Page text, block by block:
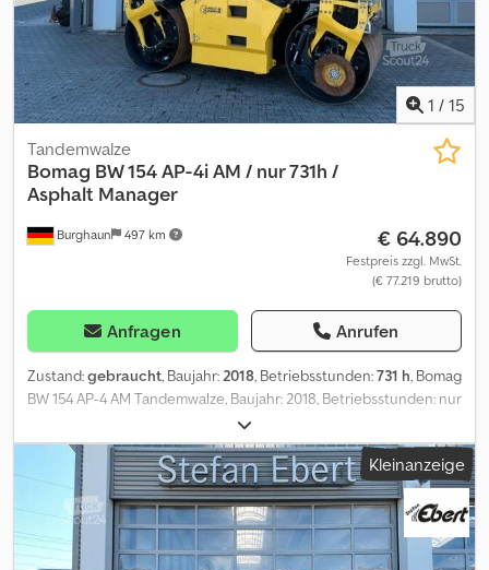
1 / 15
Burghaun 497 km
Tandemwalze
Bomag BW 154 AP-4i AM / nur 731h /
Asphalt Manager
€ 64.890
Festpreis zzgl. MwSt.
(€ 77.219 brutto)
Anfragen Anrufen
Zustand:gebraucht, Baujahr:2018, Betriebsstunden:731 h, Bomag
BW 154 AP-4 AM Tandemwalze, Baujahr: 2018, Betriebsstunden: nur
731h, Motor: Kubota[55,4kW/75PS], Asphalt Manager 2, Gewicht:
7.300kg, Glattbandbandage, guter Zustand, sofort Einsatzbereit,
Auf Wunsch unterbreiten wir Ihnen ein Leasing- oder
Finanzierungsangebot, Herr Mihm(Tel. betreut Sie gerne., Weitere
Informationen finden Sie auf unserer Homepage., Irrtümer und
Zwischenverkauf vorbehalten! englisch:, Crsdpjzq Tzysfx Af Rof
Bomag BW 154 AP-4 AM tandem roller, Year of manufacture: 2018,
Kleinanzeige